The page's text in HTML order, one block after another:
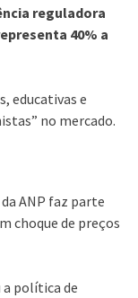
reguladora
40% a
educativas e
no mercado.
ANP faz parte
choque de preços
política de